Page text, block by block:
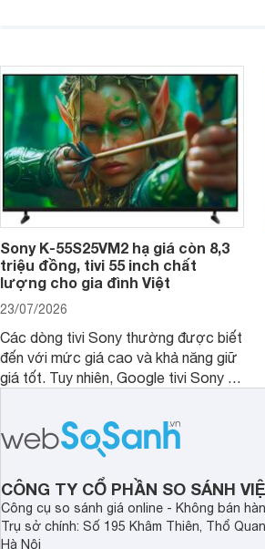
dùng cho phòng bao nhiêu m2?
Sony K-55S25VM2 hạ giá còn 8,3
triệu đồng, tivi 55 inch chất
lượng cho gia đình Việt
23/07/2026
Các dòng tivi Sony thường được biết
đến với mức giá cao và khả năng giữ
giá tốt. Tuy nhiên, Google tivi Sony 55
hợp đáng chú ý khi có mức giá dễ
tiếp cận hơn dù mới ra mắt trong năm
CÔNG TY CỔ PHẦN SO SÁNH
Công cụ so sánh giá online - Không bán
Trụ sở chính: Số 195 Khâm Thiên, Thổ
Hà Nội